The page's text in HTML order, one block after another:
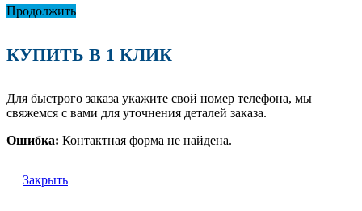
Продолжить
КУПИТЬ В 1 КЛИК
Для быстрого заказа укажите свой номер телефона, мы
свяжемся с вами для уточнения деталей заказа.
Ошибка: Контактная форма не найдена.
Закрыть